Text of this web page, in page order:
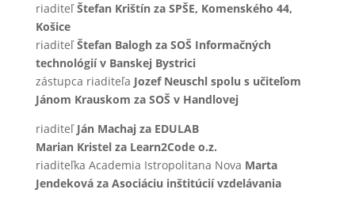
riaditeľŠtefan Krištín za SPŠE, Komenského 44,
Košice
riaditeľŠtefan Balogh za SOŠ Informačných
technológií v Banskej Bystrici
zástupca riaditeľa Jozef Neuschl spolu s učiteľom
Jánom Krauskom za SOŠ v Handlovej
riaditeľ Ján Machaj za EDULAB
Marian Kristel za Learn2Code o.z.
riaditeľka Academia Istropolitana Nova Marta
Jendeková za Asociáciu inštitúcií vzdelávania